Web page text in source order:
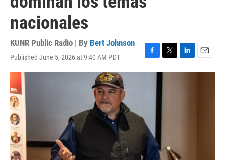
nacionales
KUNR Public Radio | By Bert Johnson
Published June 5, 2026 at 9:40 AM PDT
F
a
k
T
w
L
i
E
m